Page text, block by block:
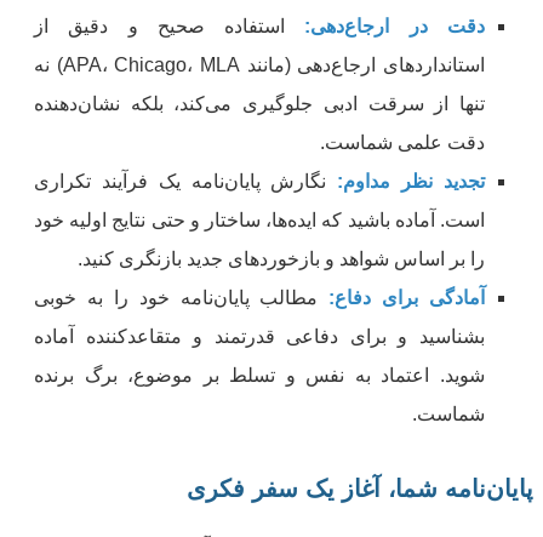
دقت در ارجاع‌دهی: استفاده صحیح و دقیق از
استانداردهای ارجاع‌دهی (مانند APA، Chicago، MLA) نه
تنها از سرقت ادبی جلوگیری می‌کند، بلکه نشان‌دهنده
دقت علمی شماست.
تجدید نظر مداوم: نگارش پایان‌نامه یک فرآیند تکراری
است. آماده باشید که ایده‌ها، ساختار و حتی نتایج اولیه خود
را بر اساس شواهد و بازخوردهای جدید بازنگری کنید.
آمادگی برای دفاع: مطالب پایان‌نامه خود را به خوبی
بشناسید و برای دفاعی قدرتمند و متقاعدکننده آماده
شوید. اعتماد به نفس و تسلط بر موضوع، برگ برنده
شماست.
پایان‌نامه شما، آغاز یک سفر فکری